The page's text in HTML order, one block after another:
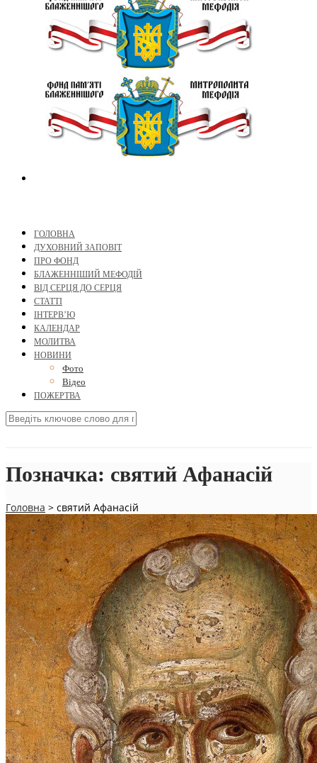
ГОЛОВНА
ДУХОВНИЙ ЗАПОВІТ
ПРО ФОНД
БЛАЖЕННІШИЙ МЕФОДІЙ
ВІД СЕРЦЯ ДО СЕРЦЯ
СТАТТІ
ІНТЕРВ’Ю
КАЛЕНДАР
МОЛИТВА
НОВИНИ
Фото
Відео
ПОЖЕРТВА
Позначка: святий Афанасій
Головна > святий Афанасій